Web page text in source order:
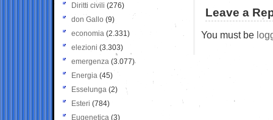
Leave a
You must be
Diritti civili (276)
don Gallo (9)
economia (2.331)
elezioni (3.303)
emergenza (3.077)
Energia (45)
Esselunga (2)
Esteri (784)
Eugenetica (3)